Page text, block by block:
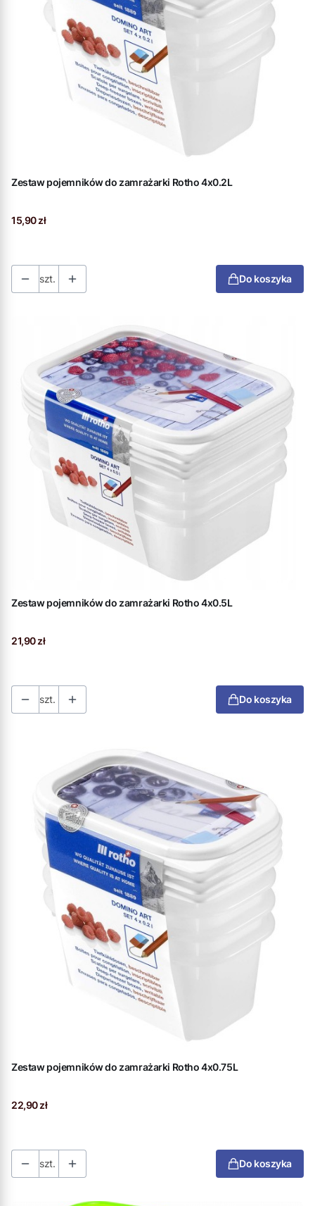
Zestaw pojemników do zamrażarki Rotho 4x0.2L
Cena
15,90 zł
szt. Do koszyka
Zestaw pojemników do zamrażarki Rotho 4x0.5L
Cena
21,90 zł
szt. Do koszyka
Zestaw pojemników do zamrażarki Rotho 4x0.75L
Cena
22,90 zł
szt. Do koszyka